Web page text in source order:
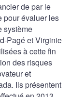
de par le
pour évaluer les
système
Pagé et Virginie
à cette fin
des risques
et
Ils présentent